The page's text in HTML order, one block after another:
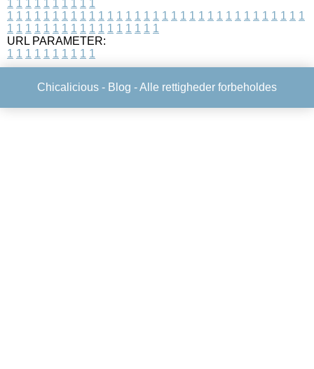
1 1 1 1 1 1 1 1 1 1
1 1 1 1 1 1 1 1 1 1 1 1 1 1 1 1 1 1 1 1 1 1 1 1 1 1 1 1 1 1 1 1 1
1 1 1 1 1 1 1 1 1 1 1 1 1 1 1 1 1
URL PARAMETER:
1 1 1 1 1 1 1 1 1 1
Chicalicious - Blog - Alle rettigheder forbeholdes